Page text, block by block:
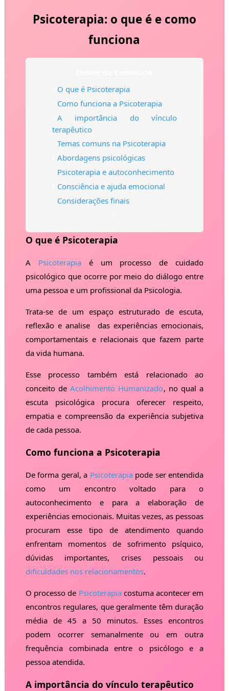
Psicoterapia: o que é e como
funciona
O que é Psicoterapia
Como funciona a Psicoterapia
A importância do vínculo
terapêutico
Temas comuns na Psicoterapia
Abordagens psicológicas
Psicoterapia e autoconhecimento
Consciência e ajuda emocional
Considerações finais
O que é Psicoterapia
A Psicoterapiaé um processo de cuidado
psicológico que ocorre por meio do diálogo entre
uma pessoa e um profissional da Psicologia.
Trata-se de um espaço estruturado de escuta,
reflexão e analise das experiências emocionais,
comportamentais e relacionais que fazem parte
da vida humana.
Esse processo também está relacionado ao
conceito deAcolhimento Humanizado, no qual a
escuta psicológica procura oferecer respeito,
empatia e compreensão da experiência subjetiva
de cada pessoa.
Como funciona a Psicoterapia
De forma geral, a Psicoterapiapode ser entendida
como um encontro voltado para o
autoconhecimento e para a elaboração de
experiências emocionais. Muitas vezes, as pessoas
procuram esse tipo de atendimento quando
enfrentam momentos de sofrimento psíquico,
dúvidas importantes, crises pessoais ou
dificuldades nos relacionamentos.
O processo de Psicoterapiacostuma acontecer em
encontros regulares, que geralmente têm duração
média de 45 a 50 minutos. Esses encontros
podem ocorrer semanalmente ou em outra
frequência combinada entre o psicólogo e a
pessoa atendida.
A importância do vínculo terapêutico